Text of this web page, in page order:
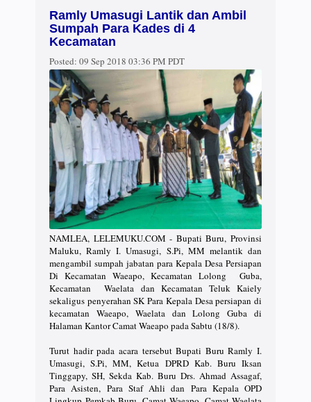
Ramly Umasugi Lantik dan Ambil
Sumpah Para Kades di 4
Kecamatan
Posted: 09 Sep 2018 03:36 PM PDT
NAMLEA, LELEMUKU.COM - Bupati Buru, Provinsi
Maluku, Ramly I. Umasugi, S.Pi, MM melantik dan
mengambil sumpah jabatan para Kepala Desa Persiapan
Di Kecamatan Waeapo, Kecamatan Lolong Guba,
Kecamatan Waelata dan Kecamatan Teluk Kaiely
sekaligus penyerahan SK Para Kepala Desa persiapan di
kecamatan Waeapo, Waelata dan Lolong Guba di
Halaman Kantor Camat Waeapo pada Sabtu (18/8).
Turut hadir pada acara tersebut Bupati Buru Ramly I.
Umasugi, S.Pi, MM, Ketua DPRD Kab. Buru Iksan
Tinggapy, SH, Sekda Kab. Buru Drs. Ahmad Assagaf,
Para Asisten, Para Staf Ahli dan Para Kepala OPD